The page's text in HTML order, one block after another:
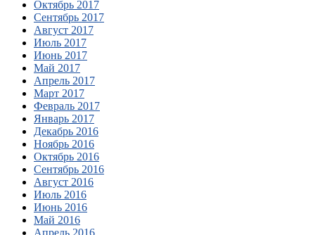
Октябрь 2017
Сентябрь 2017
Август 2017
Июль 2017
Июнь 2017
Май 2017
Апрель 2017
Март 2017
Февраль 2017
Январь 2017
Декабрь 2016
Ноябрь 2016
Октябрь 2016
Сентябрь 2016
Август 2016
Июль 2016
Июнь 2016
Май 2016